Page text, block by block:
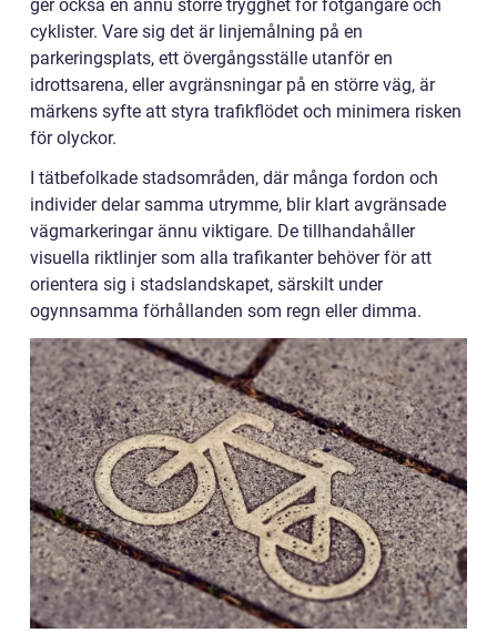
ger också en ännu större trygghet för fotgängare och
cyklister. Vare sig det är linjemålning på en
parkeringsplats, ett övergångsställe utanför en
idrottsarena, eller avgränsningar på en större väg, är
märkens syfte att styra trafikflödet och minimera risken
för olyckor.
I tätbefolkade stadsområden, där många fordon och
individer delar samma utrymme, blir klart avgränsade
vägmarkeringar ännu viktigare. De tillhandahåller
visuella riktlinjer som alla trafikanter behöver för att
orientera sig i stadslandskapet, särskilt under
ogynnsamma förhållanden som regn eller dimma.